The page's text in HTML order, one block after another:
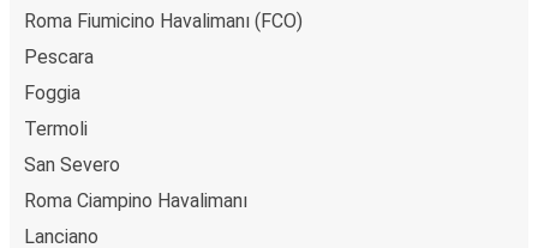
Roma Fiumicino Havalimanı (FCO)
Pescara
Foggia
Termoli
San Severo
Roma Ciampino Havalimanı
Lanciano